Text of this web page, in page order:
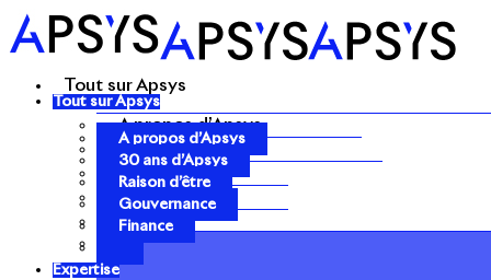
Tout sur Apsys
A propos d’Apsys
30 ans d’Apsys
Raison d’être
Gouvernance
Finance
Tout sur Apsys
A propos d’Apsys
30 ans d’Apsys
Raison d’être
Gouvernance
Finance
Expertise